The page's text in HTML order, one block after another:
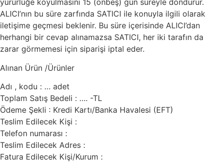
yürürlüğe koyulmasını 15 (onbeş) gün süreyle dondurur.
ALICI’nın bu süre zarfında SATICI ile konuyla ilgili olarak
iletişime geçmesi beklenir. Bu süre içerisinde ALICI’dan
herhangi bir cevap alınamazsa SATICI, her iki tarafın da
zarar görmemesi için siparişi iptal eder.
Alınan Ürün /Ürünler
Adı , kodu : … adet
Toplam Satış Bedeli : …. -TL
Ödeme Şekli : Kredi Kartı/Banka Havalesi (EFT)
Teslim Edilecek Kişi :
Telefon numarası :
Teslim Edilecek Adres :
Fatura Edilecek Kişi/Kurum :